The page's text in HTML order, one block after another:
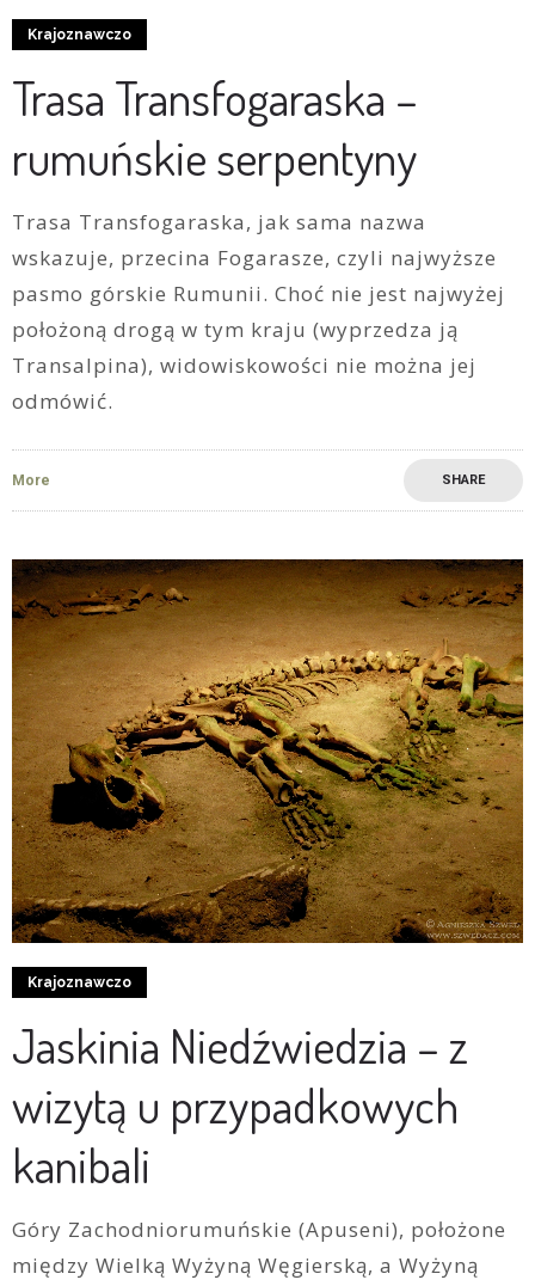
Krajoznawczo
Trasa Transfogaraska –
rumuńskie serpentyny
Trasa Transfogaraska, jak sama nazwa
wskazuje, przecina Fogarasze, czyli najwyższe
pasmo górskie Rumunii. Choć nie jest najwyżej
położoną drogą w tym kraju (wyprzedza ją
Transalpina), widowiskowości nie można jej
odmówić.
More SHARE
Krajoznawczo
Jaskinia Niedźwiedzia – z
wizytą u przypadkowych
kanibali
Góry Zachodniorumuńskie (Apuseni), położone
między Wielką Wyżyną Węgierską, a Wyżyną